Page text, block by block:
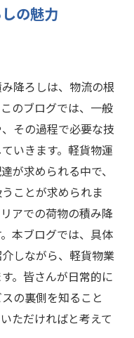
の魅力
降ろしは、物流の根
のブログでは、一般
その過程で必要な技
いきます。軽貨物運
が求められる中で、
ことが求められま
アでの荷物の積み降
本ブログでは、具体
しながら、軽貨物業
。皆さんが日常的に
の裏側を知ること
ただければと考えて